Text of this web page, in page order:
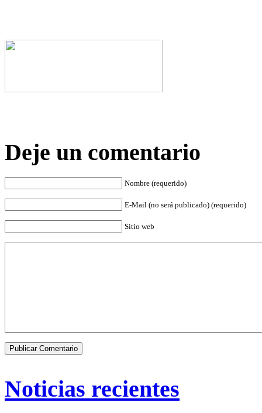
Deje un comentario
Nombre (requerido)
E-Mail (no será publicado) (requerido)
Sitio web
Noticias recientes